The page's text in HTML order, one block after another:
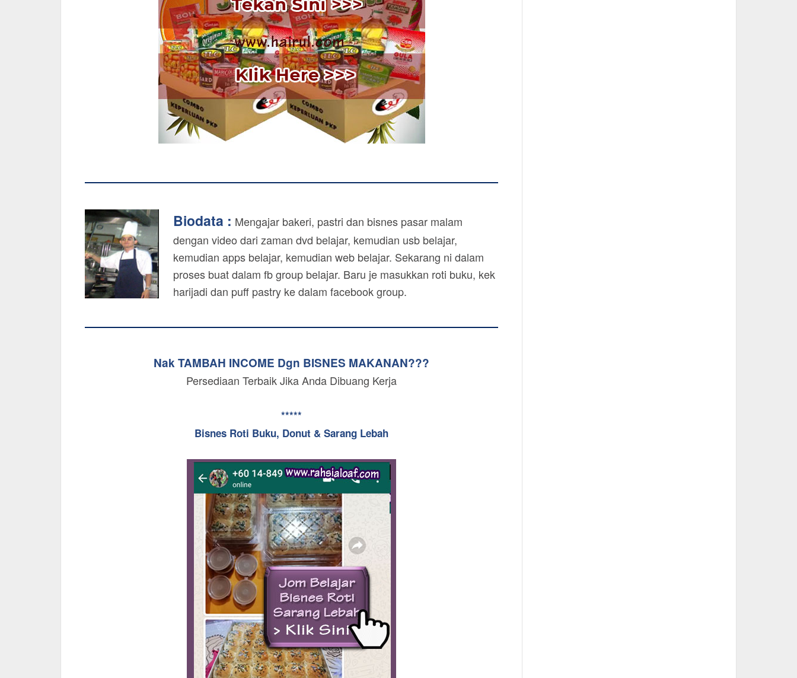
Biodata : Mengajar bakeri, pastri dan bisnes pasar malam
dengan video dari zaman dvd belajar, kemudian usb belajar,
kemudian apps belajar, kemudian web belajar. Sekarang ni dalam
proses buat dalam fb group belajar. Baru je masukkan roti buku, kek
harijadi dan puff pastry ke dalam facebook group.
Nak TAMBAH INCOME Dgn BISNES MAKANAN???
Persediaan Terbaik Jika Anda Dibuang Kerja
*****
Bisnes Roti Buku, Donut & Sarang Lebah